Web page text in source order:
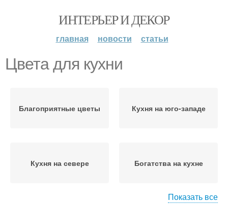
ИНТЕРЬЕР И ДЕКОР
главная новости статьи
Цвета для кухни
Благоприятные цветы Кухня на юго-западе
Кухня на севере Богатства на кухне
Показать все